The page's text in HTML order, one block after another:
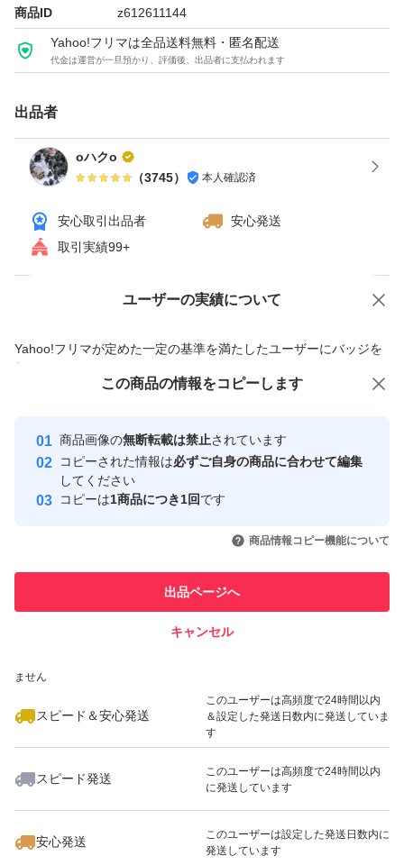
#タンパク質
#たんぱく質
#サプリメント
#栄養補助
#健康
#ダイエット
#トレーニング
商品ID z612611144
Yahoo!フリマは全品送料無料・匿名配送
代金は運営が一旦預かり、評価後、出品者に支払われます
出品者
oハクo
（3745） 本人確認済
安心取引出品者
安心発送
取引実績99+
ユーザーの実績について
Yahoo!フリマが定めた一定の基準を満たしたユーザーにバッジを
付与しています
安心取引出品者
心・安全なユーザーです
取引実績
引を完了させた実績があります
での取引実績があります
ません
スピード＆安心発送
このユーザーは高頻度で24時間以内
＆設定した発送日数内に発送していま
す
スピード発送
このユーザーは高頻度で24時間以内
に発送しています
安心発送
このユーザーは設定した発送日数内に
発送しています
価格の相談 商品への質問
この商品の情報をコピーします
商品画像の無断転載は禁止されています
コピーされた情報は必ずご自身の商品に合わせて編集
してください
コピーは1商品につき1回です
商品情報コピー機能について
出品ページへ
キャンセル
この商品をみている人にオススメ
いいね！
4,599